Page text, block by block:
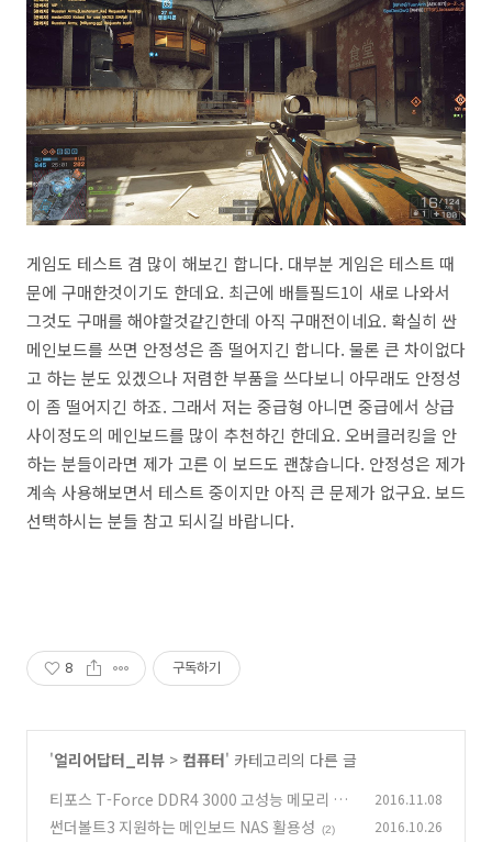
게임도 테스트 겸 많이 해보긴 합니다. 대부분 게임은 테스트 때
문에 구매한것이기도 한데요. 최근에 배틀필드1이 새로 나와서
그것도 구매를 해야할것같긴한데 아직 구매전이네요. 확실히 싼
메인보드를 쓰면 안정성은 좀 떨어지긴 합니다. 물론 큰 차이없다
고 하는 분도 있겠으나 저렴한 부품을 쓰다보니 아무래도 안정성
이 좀 떨어지긴 하죠. 그래서 저는 중급형 아니면 중급에서 상급
사이정도의 메인보드를 많이 추천하긴 한데요. 오버클러킹을 안
하는 분들이라면 제가 고른 이 보드도 괜찮습니다. 안정성은 제가
계속 사용해보면서 테스트 중이지만 아직 큰 문제가 없구요. 보드
선택하시는 분들 참고 되시길 바랍니다.
8 구독하기
'얼리어답터_리뷰 > 컴퓨터' 카테고리의 다른 글
티포스 T-Force DDR4 3000 고성능 메모리 대
중화
(5)
2016.11.08
썬더볼트3 지원하는 메인보드 NAS 활용성 (2) 2016.10.26